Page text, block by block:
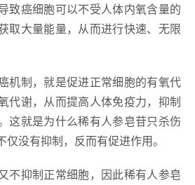
致癌细胞可以不受人体内氧含量的
取大量能量，从而进行快速、无限
机制，就是促进正常细胞的有氧代
代谢，从而提高人体免疫力，抑制
这就是为什么稀有人参皂苷只杀伤
没有抑制，反而有促进作用。
不抑制正常细胞，因此稀有人参皂